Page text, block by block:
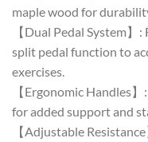
maple wood for
【Dual Pedal System】
split pedal function to
exercises.
【Ergonomic Handles
for added support and
【Adjustable